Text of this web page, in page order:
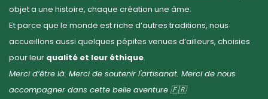
objet a une histoire, chaque création une âme.
Et parce que le monde est riche d’autres traditions, nous
accueillons aussi quelques pépites venues d’ailleurs, choisies
pour leur qualité et leur éthique.
Merci d’être là. Merci de soutenir l'artisanat. Merci de nous
accompagner dans cette belle aventure 🇫🇷